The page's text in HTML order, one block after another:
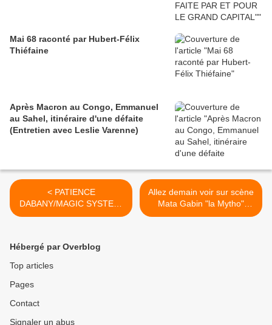
Mai 68 raconté par Hubert-Félix
Thiéfaine
Après Macron au Congo, Emmanuel
au Sahel, itinéraire d'une défaite
(Entretien avec Leslie Varenne)
< PATIENCE
DABANY/MAGIC SYSTEM/
X MALEYA / MIKI BAD BOY
Allez demain voir sur scène
Mata Gabin "la Mytho"
(peinte ici par Mabic) >
Hébergé par Overblog
Top articles
Pages
Contact
Signaler un abus